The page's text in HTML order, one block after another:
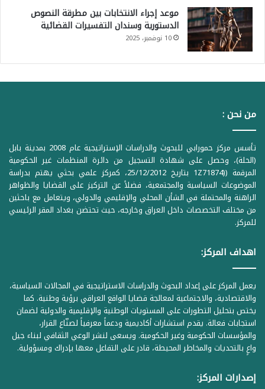
موعد إجراء الانتخابات بين مطرقة النصوص
الدستورية وسندان التفسيرات القضائية
10 نوفمبر، 2025
من نحن :
تأسس مركز حمورابي للبحوث والدراسات الإستراتيجية عام 2008 بمدينة بابل
(الحلة)، وحصل على شهادة التسجيل من دائرة المنظمات غير الحكومية
المرقمة ((1Z71874 بتاريخ 25/12/2012، كمركز علمي بحثي يهتم بدراسة
الموضوعات السياسية والمجتمعية، فضلاً عن التركيز على القضايا والظواهر
الراهنة والمحتملة في الشأن المحلي والإقليمي والدولي، ويتعامل مع باحثين
من مختلف التخصصات داخل العراق وخارجه، حيث تحتضن بغداد المقر الرئيسي
للمركز.
اهداف المركز:
يعمل المركز على إعداد البحوث والدراسات الاستراتيجية في المجالات السياسية،
والاقتصادية، والاجتماعية لمعالجة قضايا الواقع العراقي برؤية وطنية. كما
يختص بتحليل التطورات على المستويات الوطنية والإقليمية والدولية لضمان
استجابات فعالة. يقدم استشارات أكاديمية ودعماً معرفياً لصنّاع القرار،
والمؤسسات الحكومية وغير الحكومية. ويسعى لنشر الوعي الثقافي لبناء جيل
واعٍ بالتحديات والمخاطر المحيطة، قادر على التفاعل معها بإدراك ومسؤولية.
إصدارات المركز: